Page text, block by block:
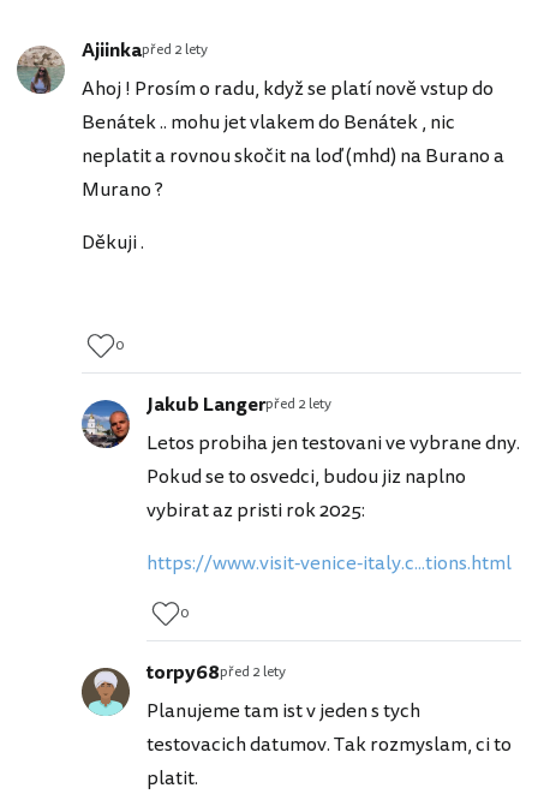
Ajiinkapřed 2 lety
Ahoj ! Prosím o radu, když se platí nově vstup do
Benátek .. mohu jet vlakem do Benátek , nic
neplatit a rovnou skočit na loď (mhd) na Burano a
Murano ?
Děkuji .
0
Jakub Langerpřed 2 lety
Letos probiha jen testovani ve vybrane dny.
Pokud se to osvedci, budou jiz naplno
vybirat az pristi rok 2025:
https://www.visit-venice-italy.c...tions.html
0
torpy68před 2 lety
Planujeme tam ist v jeden s tych
testovacich datumov. Tak rozmyslam, ci to
platit.